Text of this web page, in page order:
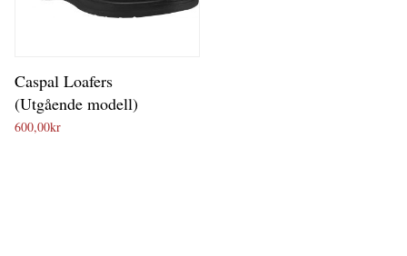
Caspal Loafers
(Utgående modell)
600,00kr